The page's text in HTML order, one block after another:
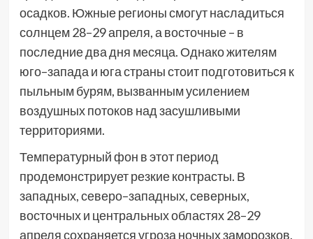
осадков. Южные регионы смогут насладиться
солнцем 28–29 апреля, а восточные – в
последние два дня месяца. Однако жителям
юго–запада и юга страны стоит подготовиться к
пыльным бурям, вызванным усилением
воздушных потоков над засушливыми
территориями.
Температурный фон в этот период
продемонстрирует резкие контрасты. В
западных, северо–западных, северных,
восточных и центральных областях 28–29
апреля сохраняется угроза ночных заморозков,